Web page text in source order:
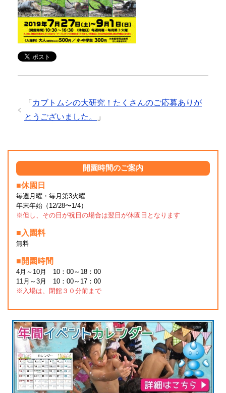
「 カブトムシの大研究！たくさんのご応募ありが
とうございました。
」
開園時間のご案内
■休園日
毎週月曜・毎月第3火曜
年末年始（12/28〜1/4）
※但し、その日が祝日の場合は翌日が休園日となります
■入園料
無料
■開園時間
4月～10月 10：00～18：00
11月～3月 10：00～17：00
※入場は、閉館３０分前まで